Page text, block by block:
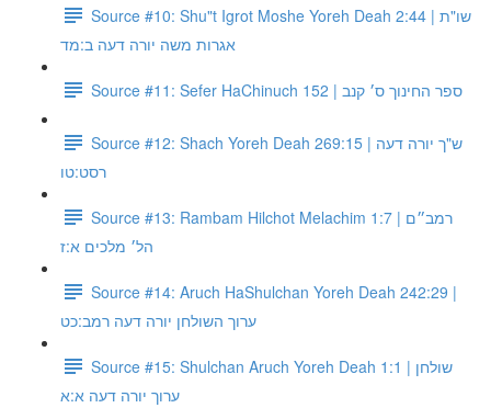
Source #10: Shu"t Igrot Moshe Yoreh Deah 2:44 | שו"ת
אגרות משה יורה דעה ב:מד
Source #11: Sefer HaChinuch 152 | ספר החינוך ס׳ קנב
Source #12: Shach Yoreh Deah 269:15 | ש"ך יורה דעה
רסט:טו
Source #13: Rambam Hilchot Melachim 1:7 | רמב״ם
הל׳ מלכים א:ז
Source #14: Aruch HaShulchan Yoreh Deah 242:29 |
ערוך השולחן יורה דעה רמב:כט
Source #15: Shulchan Aruch Yoreh Deah 1:1 | שולחן
ערוך יורה דעה א:א